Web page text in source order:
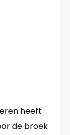
heeft
de broek